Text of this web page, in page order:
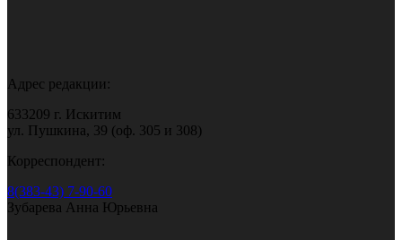
Адрес редакции:
633209 г. Искитим
ул. Пушкина, 39 (оф. 305 и 308)
Корреспондент:
8(383-43) 7-90-60
Зубарева Анна Юрьевна